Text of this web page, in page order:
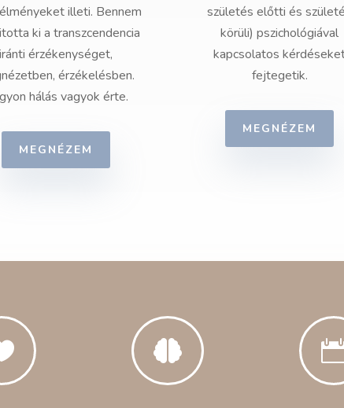
illeti. Bennem
ki a transzcendencia
iránti érzékenységet,
érzékelésben.
hálás vagyok érte.
MEGNÉZEM
születés előtti és
körüli) pszichológiával
kapcsolatos
fejtegetik.
MEGNÉZEM
